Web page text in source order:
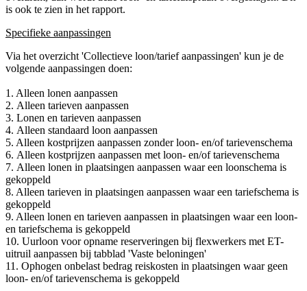
is ook te zien in het rapport.
Specifieke aanpassingen
Via het overzicht 'Collectieve loon/tarief aanpassingen' kun je de
volgende aanpassingen doen:
1. Alleen lonen aanpassen
2. Alleen tarieven aanpassen
3. Lonen en tarieven aanpassen
4. Alleen standaard loon aanpassen
5. Alleen kostprijzen aanpassen zonder loon- en/of tarievenschema
6. Alleen kostprijzen aanpassen met loon- en/of tarievenschema
7. Alleen lonen in plaatsingen aanpassen waar een loonschema is
gekoppeld
8. Alleen tarieven in plaatsingen aanpassen waar een tariefschema is
gekoppeld
9. Alleen lonen en tarieven aanpassen in plaatsingen waar een loon-
en tariefschema is gekoppeld
10. Uurloon voor opname reserveringen bij flexwerkers met ET-
uitruil aanpassen bij tabblad 'Vaste beloningen'
11. Ophogen onbelast bedrag reiskosten in plaatsingen waar geen
loon- en/of tarievenschema is gekoppeld